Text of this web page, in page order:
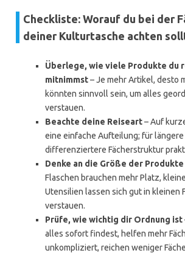
Checkliste: Worauf du bei der
deiner Kulturtasche achten
Überlege, wie viele Produkte du
mitnimmst– Je mehr Artikel, desto
könnten sinnvoll sein, um alles
verstauen.
Beachte deine Reiseart– Auf
eine einfache Aufteilung; für längere
differenziertere Fächerstruktur
Denke an die Größe der Produkte
Flaschen brauchen mehr Platz,
Utensilien lassen sich gut in kleinen
verstauen.
Prüfe, wie wichtig dir Ordnung ist
alles sofort findest, helfen mehr
unkompliziert, reichen weniger